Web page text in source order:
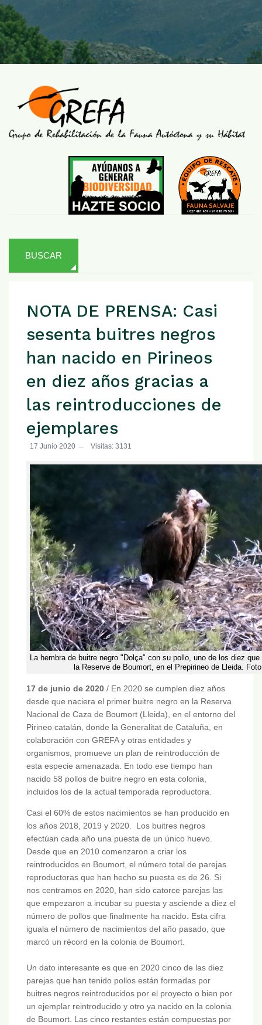
BUSCAR
NOTA DE PRENSA: Casi
sesenta buitres negros
han nacido en Pirineos
en diez años gracias a
las reintroducciones de
ejemplares
17 Junio 2020 Visitas: 3131
La hembra de buitre negro "Dolça" con su pollo, uno de los diez
la Reserve de Boumort, en el Prepirineo de Lleida.
17 de junio de 2020 / En 2020 se cumplen diez años
desde que naciera el primer buitre negro en la Reserva
Nacional de Caza de Boumort (Lleida), en el entorno del
Pirineo catalán, donde la Generalitat de Cataluña, en
colaboración con GREFA y otras entidades y
organismos, promueve un plan de reintroducción de
esta especie amenazada. En todo ese tiempo han
nacido 58 pollos de buitre negro en esta colonia,
incluidos los de la actual temporada reproductora.
Casi el 60% de estos nacimientos se han producido en
los años 2018, 2019 y 2020. Los buitres negros
efectúan cada año una puesta de un único huevo.
Desde que en 2010 comenzaron a criar los
reintroducidos en Boumort, el número total de parejas
reproductoras que han hecho su puesta es de 26. Si
nos centramos en 2020, han sido catorce parejas las
que empezaron a incubar su puesta y asciende a diez el
número de pollos que finalmente ha nacido. Esta cifra
iguala el número de nacimientos del año pasado, que
marcó un récord en la colonia de Boumort.
Un dato interesante es que en 2020 cinco de las diez
parejas que han tenido pollos están formadas por
buitres negros reintroducidos por el proyecto o bien por
un ejemplar reintroducido y otro ya nacido en la colonia
de Boumort. Las cinco restantes están compuestas por